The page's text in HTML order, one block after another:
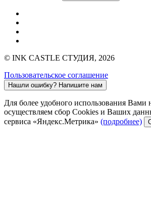
© INK CASTLE СТУДИЯ, 2026
Пользовательское соглашение
Нашли ошибку? Напишите нам
Для более удобного использования Вами
осуществляем сбор Cookies и Ваших
сервиса «Яндекс.Метрика» (подробнее)